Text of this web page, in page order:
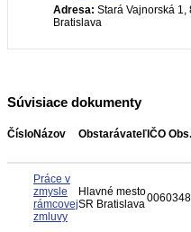
Adresa: Stará Vajnorská 1,
Bratislava
Súvisiace dokumenty
ČísloNázov Obstarávateľ IČO Obs.
Práce v
zmysle
rámcovej
zmluvy
Hlavné mesto
SR Bratislava